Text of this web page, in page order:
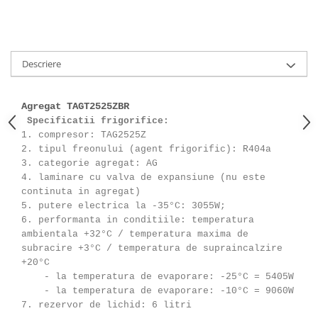
Descriere
Agregat TAGT2525ZBR
Specificatii frigorifice:
1. compresor: TAG2525Z
2. tipul freonului (agent frigorific): R404a
3. categorie agregat: AG
4. laminare cu valva de expansiune (nu este
continuta in agregat)
5. putere electrica la -35°C: 3055W;
6. performanta in conditiile: temperatura
ambientala +32°C / temperatura maxima de
subracire +3°C / temperatura de supraincalzire
+20°C
- la temperatura de evaporare: -25°C = 5405W
- la temperatura de evaporare: -10°C = 9060W
7. rezervor de lichid: 6 litri